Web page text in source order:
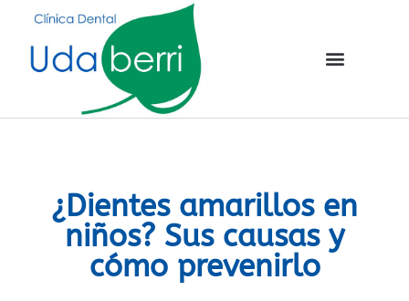
¿Dientes amarillos en
niños? Sus causas y
cómo prevenirlo